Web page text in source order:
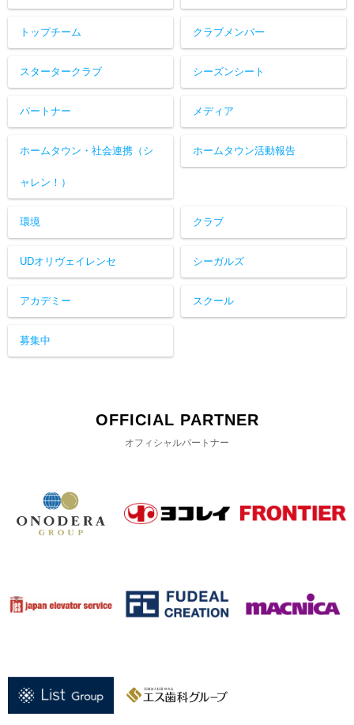
トップチーム クラブメンバー
スタータークラブ シーズンシート
パートナー メディア
ホームタウン・社会連携（シ
ャレン！）
ホームタウン活動報告
環境 クラブ
UDオリヴェイレンセ シーガルズ
アカデミー スクール
募集中
OFFICIAL PARTNER
オフィシャルパートナー